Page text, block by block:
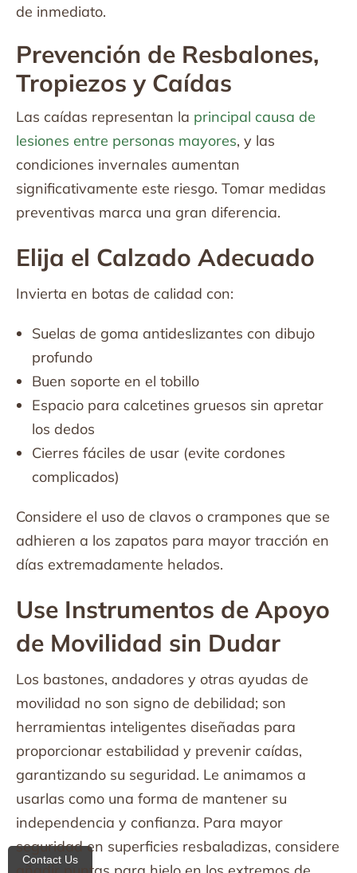
de inmediato.
Prevención de Resbalones,
Tropiezos y Caídas
Las caídas representan la principal causa de
lesiones entre personas mayores, y las
condiciones invernales aumentan
significativamente este riesgo. Tomar medidas
preventivas marca una gran diferencia.
Elija el Calzado Adecuado
Invierta en botas de calidad con:
Suelas de goma antideslizantes con dibujo
profundo
Buen soporte en el tobillo
Espacio para calcetines gruesos sin apretar
los dedos
Cierres fáciles de usar (evite cordones
complicados)
Considere el uso de clavos o crampones que se
adhieren a los zapatos para mayor tracción en
días extremadamente helados.
Use Instrumentos de Apoyo
de Movilidad sin Dudar
Los bastones, andadores y otras ayudas de
movilidad no son signo de debilidad; son
herramientas inteligentes diseñadas para
proporcionar estabilidad y prevenir caídas,
garantizando su seguridad. Le animamos a
usarlas como una forma de mantener su
independencia y confianza. Para mayor
seguridad en superficies resbaladizas, considere
Contact Us